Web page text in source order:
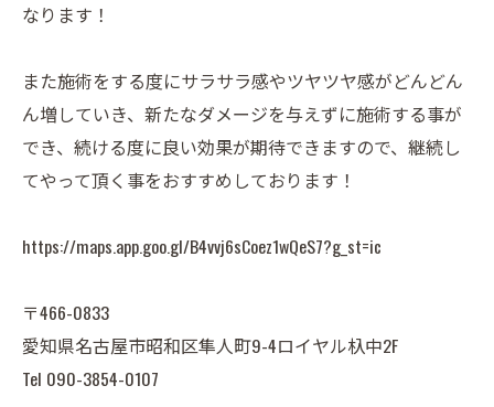
なります！
また施術をする度にサラサラ感やツヤツヤ感がどんどん
ん増していき、新たなダメージを与えずに施術する事が
でき、続ける度に良い効果が期待できますので、継続し
てやって頂く事をおすすめしております！
https://maps.app.goo.gl/B4vvj6sCoez1wQeS7?g_st=ic
〒466-0833
愛知県名古屋市昭和区隼人町9-4ロイヤル杁中2F
Tel 090-3854-0107⁡